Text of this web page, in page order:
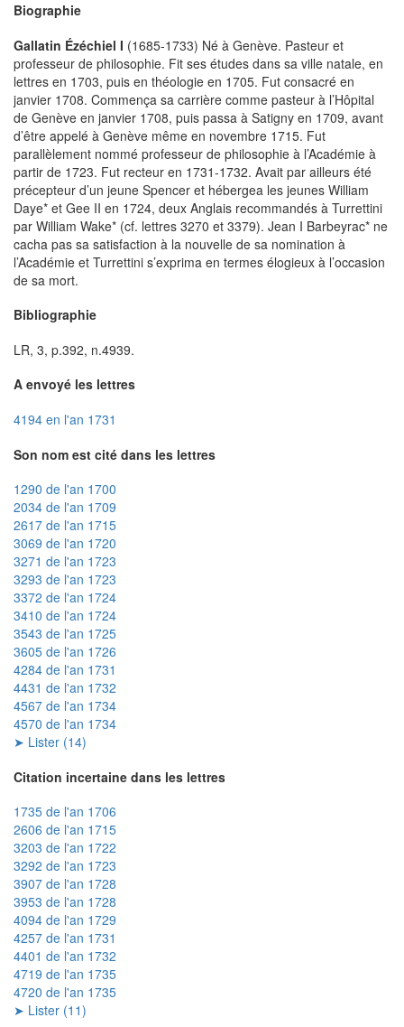
Biographie
Gallatin Ézéchiel I (1685-1733) Né à Genève. Pasteur et
professeur de philosophie. Fit ses études dans sa ville natale, en
lettres en 1703, puis en théologie en 1705. Fut consacré en
janvier 1708. Commença sa carrière comme pasteur à l’Hôpital
de Genève en janvier 1708, puis passa à Satigny en 1709, avant
d’être appelé à Genève même en novembre 1715. Fut
parallèlement nommé professeur de philosophie à l’Académie à
partir de 1723. Fut recteur en 1731-1732. Avait par ailleurs été
précepteur d’un jeune Spencer et hébergea les jeunes William
Daye* et Gee II en 1724, deux Anglais recommandés à Turrettini
par William Wake* (cf. lettres 3270 et 3379). Jean I Barbeyrac* ne
cacha pas sa satisfaction à la nouvelle de sa nomination à
l’Académie et Turrettini s’exprima en termes élogieux à l’occasion
de sa mort.
Bibliographie
LR, 3, p.392, n.4939.
A envoyé les lettres
4194 en l'an 1731
Son nom est cité dans les lettres
1290 de l'an 1700
2034 de l'an 1709
2617 de l'an 1715
3069 de l'an 1720
3271 de l'an 1723
3293 de l'an 1723
3372 de l'an 1724
3410 de l'an 1724
3543 de l'an 1725
3605 de l'an 1726
4284 de l'an 1731
4431 de l'an 1732
4567 de l'an 1734
4570 de l'an 1734
➤ Lister (14)
Citation incertaine dans les lettres
1735 de l'an 1706
2606 de l'an 1715
3203 de l'an 1722
3292 de l'an 1723
3907 de l'an 1728
3953 de l'an 1728
4094 de l'an 1729
4257 de l'an 1731
4401 de l'an 1732
4719 de l'an 1735
4720 de l'an 1735
➤ Lister (11)